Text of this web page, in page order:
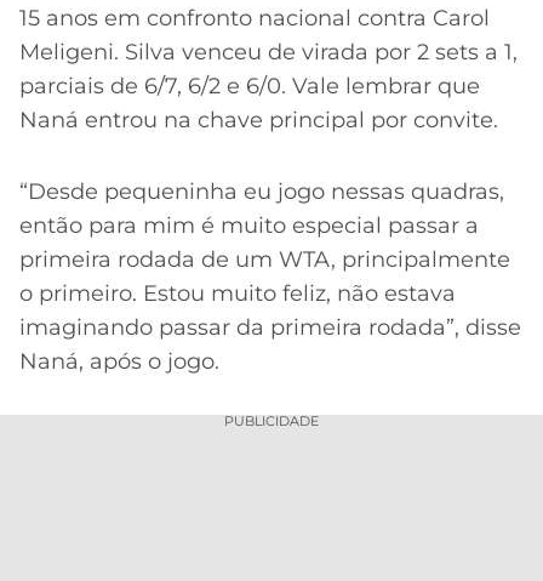
15 anos em confronto nacional contra Carol
Meligeni. Silva venceu de virada por 2 sets a 1,
parciais de 6/7, 6/2 e 6/0. Vale lembrar que
Naná entrou na chave principal por convite.
“Desde pequeninha eu jogo nessas quadras,
então para mim é muito especial passar a
primeira rodada de um WTA, principalmente
o primeiro. Estou muito feliz, não estava
imaginando passar da primeira rodada”, disse
Naná, após o jogo.
PUBLICIDADE